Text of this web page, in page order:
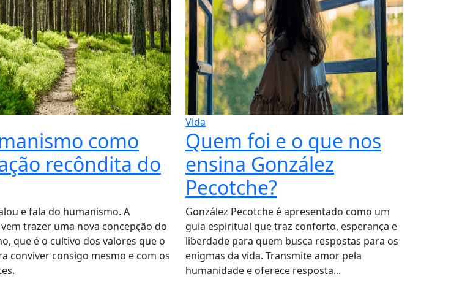
como
recôndita do
e fala do humanismo. A
trazer uma nova concepção do
que é o cultivo dos valores que o
conviver consigo mesmo e com os
Vida
Quem foi e o que nos
ensina González
Pecotche?
González Pecotche é apresentado como um
guia espiritual que traz conforto, esperança e
liberdade para quem busca respostas para os
enigmas da vida. Transmite amor pela
humanidade e oferece resposta...